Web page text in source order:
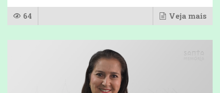
64 Veja mais